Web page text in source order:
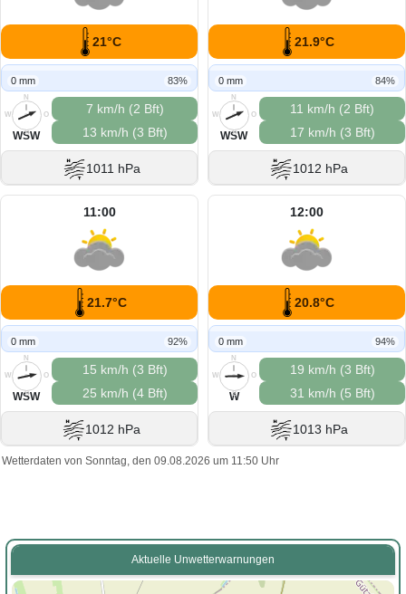
21°C
0 mm 83%
N
O
S
W
WSW
7 km/h (2 Bft)
13 km/h (3 Bft)
1011 hPa
21.9°C
0 mm 84%
N
O
S
W
WSW
11 km/h (2 Bft)
17 km/h (3 Bft)
1012 hPa
11:00
21.7°C
0 mm 92%
N
O
S
W
WSW
15 km/h (3 Bft)
25 km/h (4 Bft)
1012 hPa
12:00
20.8°C
0 mm 94%
N
O
S
W
W
19 km/h (3 Bft)
31 km/h (5 Bft)
1013 hPa
Wetterdaten von Sonntag, den 09.08.2026 um 11:50 Uhr
Aktuelle Unwetterwarnungen